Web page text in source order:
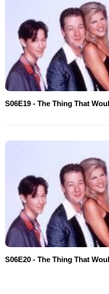
S06E19 - The Thing That
S06E20 - The Thing That